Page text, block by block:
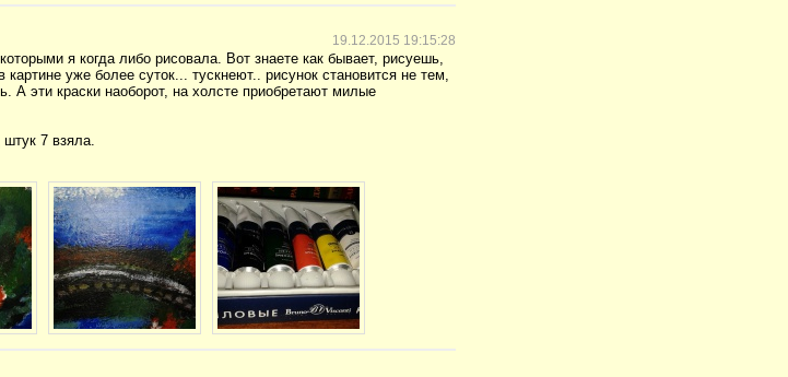
19.12.2015 19:15:28
я когда либо рисовала. Вот знаете как бывает, рисуешь,
уже более суток... тускнеют.. рисунок становится не тем,
А эти краски наоборот, на холсте приобретают милые
штук 7 взяла.